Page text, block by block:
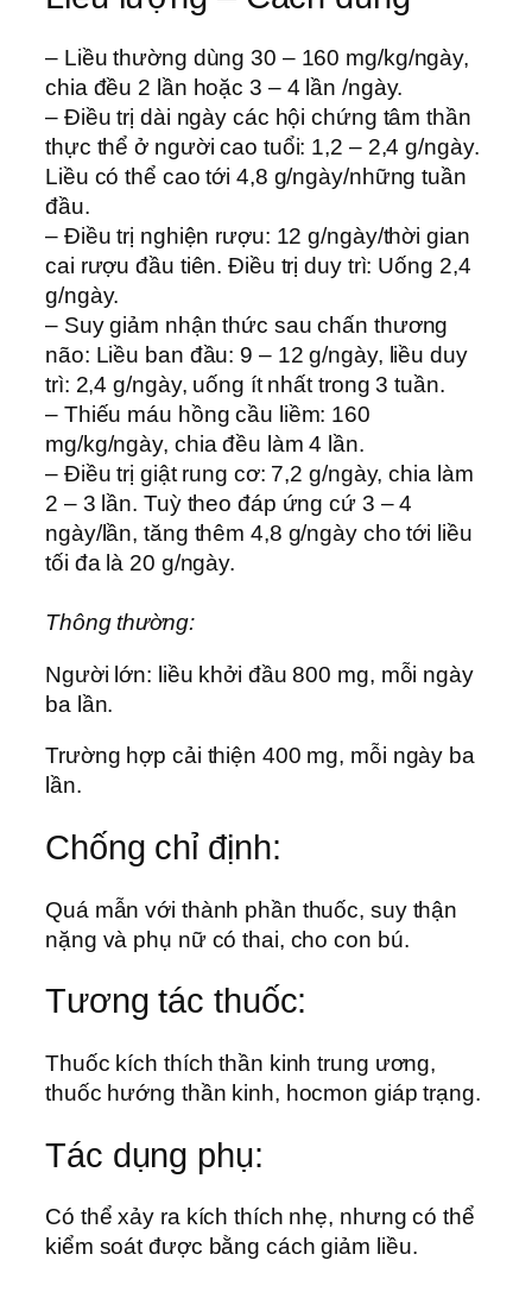
– Liều thường dùng 30 – 160 mg/kg/ngày,
chia đều 2 lần hoặc 3 – 4 lần /ngày.
– Điều trị dài ngày các hội chứng tâm thần
thực thể ở người cao tuổi: 1,2 – 2,4 g/ngày.
Liều có thể cao tới 4,8 g/ngày/những tuần
đầu.
– Điều trị nghiện rượu: 12 g/ngày/thời gian
cai rượu đầu tiên. Điều trị duy trì: Uống 2,4
g/ngày.
– Suy giảm nhận thức sau chấn thương
não: Liều ban đầu: 9 – 12 g/ngày, liều duy
trì: 2,4 g/ngày, uống ít nhất trong 3 tuần.
– Thiếu máu hồng cầu liềm: 160
mg/kg/ngày, chia đều làm 4 lần.
– Điều trị giật rung cơ: 7,2 g/ngày, chia làm
2 – 3 lần. Tuỳ theo đáp ứng cứ 3 – 4
ngày/lần, tăng thêm 4,8 g/ngày cho tới liều
tối đa là 20 g/ngày.
Thông thường:
Người lớn: liều khởi đầu 800 mg, mỗi ngày
ba lần.
Trường hợp cải thiện 400 mg, mỗi ngày ba
lần.
Chống chỉ định:
Quá mẫn với thành phần thuốc, suy thận
nặng và phụ nữ có thai, cho con bú.
Tương tác thuốc:
Thuốc kích thích thần kinh trung ương,
thuốc hướng thần kinh, hocmon giáp trạng.
Tác dụng phụ:
Có thể xảy ra kích thích nhẹ, nhưng có thể
kiểm soát được bằng cách giảm liều.